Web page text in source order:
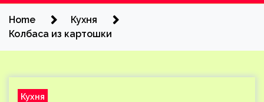
Home
Кухня
Колбаса из картошки
Кухня